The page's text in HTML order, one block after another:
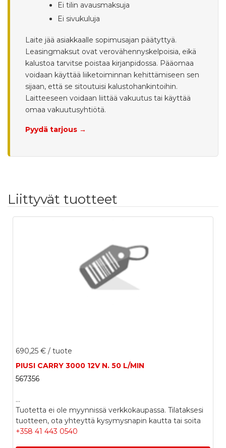
Ei tilin avausmaksuja
Ei sivukuluja
Laite jää asiakkaalle sopimusajan päätyttyä.
Leasingmaksut ovat verovähennyskelpoisia, eikä
kalustoa tarvitse poistaa kirjanpidossa. Pääomaa
voidaan käyttää liiketoiminnan kehittämiseen sen
sijaan, että se sitoutuisi kalustohankintoihin.
Laitteeseen voidaan liittää vakuutus tai käyttää
omaa vakuutusyhtiötä.
Pyydä tarjous →
Liittyvät tuotteet
690,25 € / tuote
PIUSI CARRY 3000 12V N. 50 L/MIN
567356
...
Tuotetta ei ole myynnissä verkkokaupassa. Tilataksesi
tuotteen, ota yhteyttä kysymysnapin kautta tai soita
+358 41 443 0540